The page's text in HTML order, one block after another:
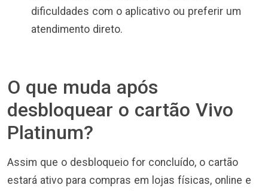
dificuldades com o aplicativo ou preferir um
atendimento direto.
O que muda após
desbloquear o cartão Vivo
Platinum?
Assim que o desbloqueio for concluído, o cartão
estará ativo para compras em lojas físicas, online e